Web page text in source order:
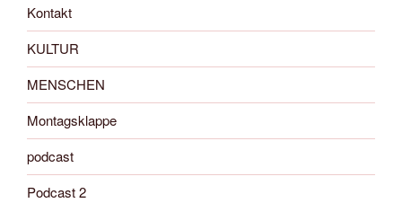
Kontakt
KULTUR
MENSCHEN
Montagsklappe
podcast
Podcast 2